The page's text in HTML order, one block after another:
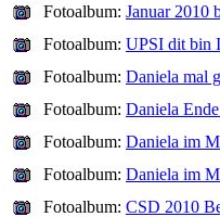
Fotoalbum: Januar 2010
Fotoalbum: UPSI dit bin
Fotoalbum: Daniela mal
Fotoalbum: Daniela
Fotoalbum: Daniela im
Fotoalbum: Daniela im
Fotoalbum: CSD 2010